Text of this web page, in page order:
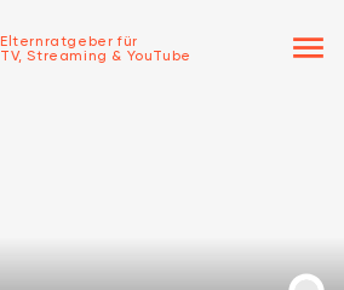
Elternratgeber für
TV, Streaming & YouTube
menu